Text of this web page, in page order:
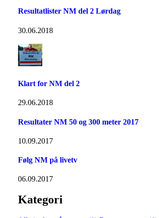
Resultatlister NM del 2 Lørdag
30.06.2018
Klart for NM del 2
29.06.2018
Resultater NM 50 og 300 meter 2017
10.09.2017
Følg NM på livetv
06.09.2017
Kategori